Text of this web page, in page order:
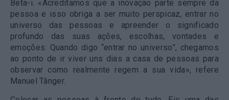
Beta-i. «Acreditamos que a inovação parte sempre da
pessoa e isso obriga a ser muito perspicaz, entrar no
universo das pessoas e apreender o significado
profundo das suas ações, escolhas, vontades e
emoções. Quando digo “entrar no universo”, chegamos
ao ponto de ir viver uns dias a casa de pessoas para
observar como realmente regem a sua vida», refere
Manuel Tânger.